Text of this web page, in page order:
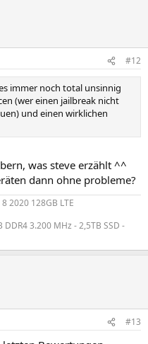
#12
immer noch total unsinnig
(wer einen jailbreak nicht
und einen wirklichen
was steve erzählt ^^
dann ohne probleme?
8 2020 128GB LTE
3.200 MHz - 2,5TB SSD -
#13